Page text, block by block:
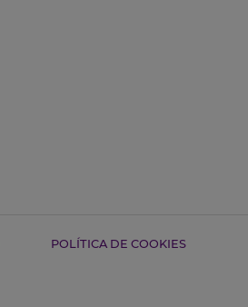
POLÍTICA DE COOKIES